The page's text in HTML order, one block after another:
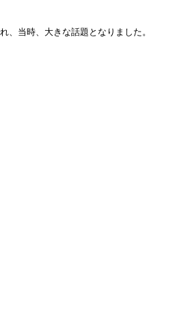
、当時、大きな話題となりました。